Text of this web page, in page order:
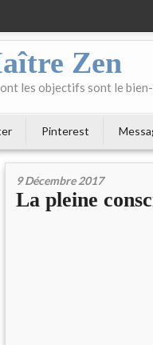
Zen
les objectifs sont le
Pinterest
9 Décembre 2017
La pleine